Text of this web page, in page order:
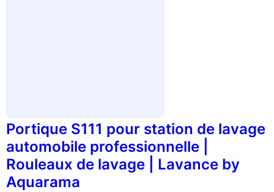
Portique S111 pour station de lavage
automobile professionnelle |
Rouleaux de lavage | Lavance by
Aquarama